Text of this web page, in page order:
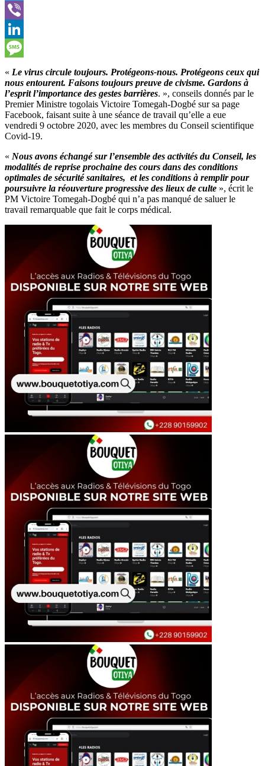
Telegram
Viber
LinkedIn
Message
« Le virus circule toujours. Protégeons-nous. Protégeons ceux qui
nous entourent. Faisons toujours preuve de civisme. Gardons à
l’esprit l’importance des gestes barrières. », conseils donnés par le
Premier Ministre togolais Victoire Tomegah-Dogbé sur sa page
Facebook, faisant suite à une séance de travail qu’elle a eue
vendredi 9 octobre 2020, avec les membres du Conseil scientifique
Covid-19.
« Nous avons échangé sur l’ensemble des activités du Conseil, les
modalités de reprise prochaine des cours dans des conditions
optimales de sécurité sanitaires, et les conditions à remplir pour
poursuivre la réouverture progressive des lieux de culte », écrit le
PM Victoire Tomegah-Dogbé qui n’a pas manqué de saluer le
travail remarquable que fait le corps médical.